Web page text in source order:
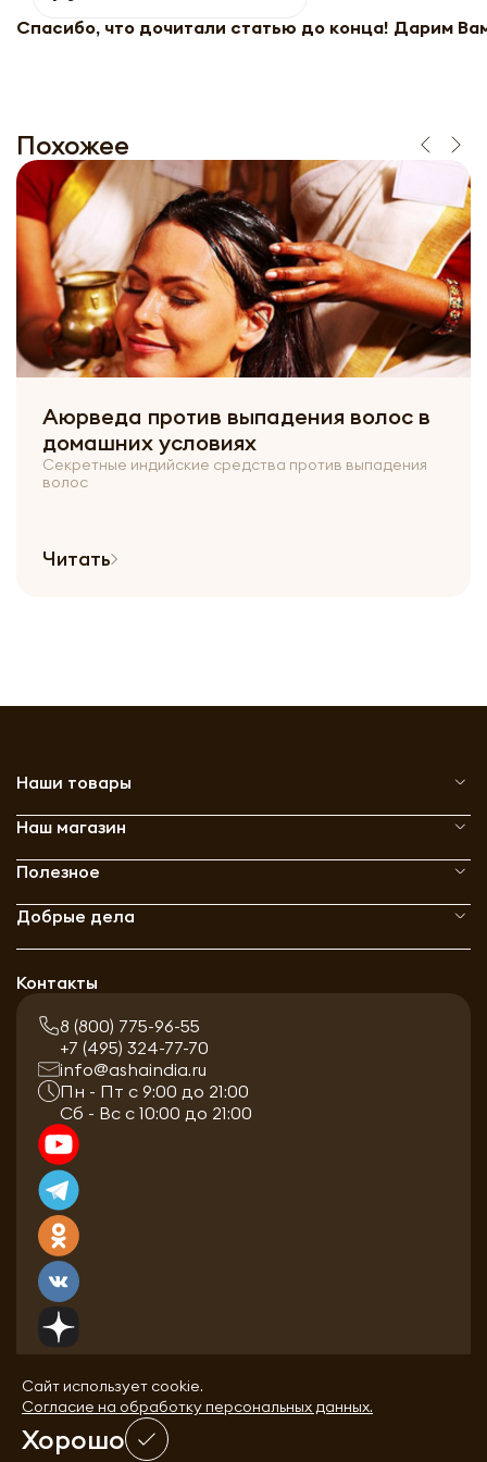
Спасибо, что дочитали статью до конца! Дарим
Похожее
Аюрведа против выпадения волос в
домашних условиях
Секретные индийские средства против выпадения
волос
Читать
Наши товары
Наш магазин
Полезное
Добрые дела
Контакты
8 (800) 775-96-55
+7 (495) 324-77-70
info@ashaindia.ru
Пн - Пт с 9:00 до 21:00
Сб - Вс с 10:00 до 21:00
Сайт использует cookie.
Согласие на обработку персональных данных.
Хорошо